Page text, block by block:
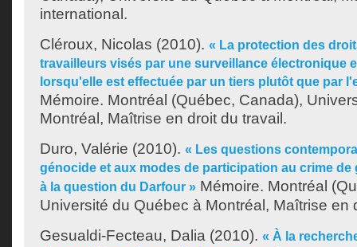
international.
Cléroux, Nicolas (2010). « La protection des
travailleurs visés par une surveillance électronique
lorsqu'elle est effectuée par un tiers plutôt que par
Mémoire. Montréal (Québec, Canada),
Montréal, Maîtrise en droit du travail.
Duro, Valérie (2010). « Les questions
génocide et aux modes de participation au crime
à la question du Darfour » Mémoire. Montréal
Université du Québec à Montréal, Maîtrise en
Gesualdi-Fecteau, Dalia (2010). « À la